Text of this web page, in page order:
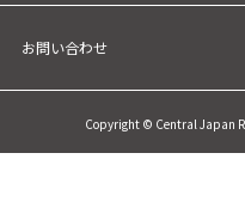
お問い合わせ
Copyright © Central Japan